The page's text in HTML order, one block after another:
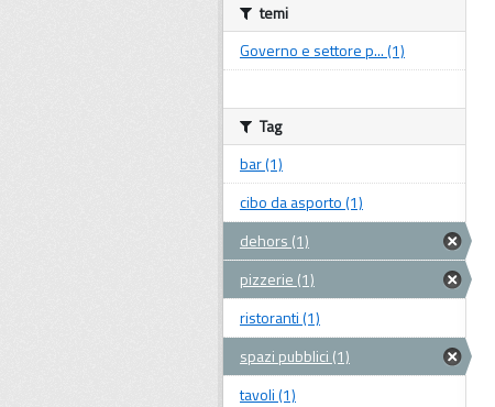
temi
Governo e settore p... (1)
Tag
bar (1)
cibo da asporto (1)
dehors (1)
pizzerie (1)
ristoranti (1)
spazi pubblici (1)
tavoli (1)